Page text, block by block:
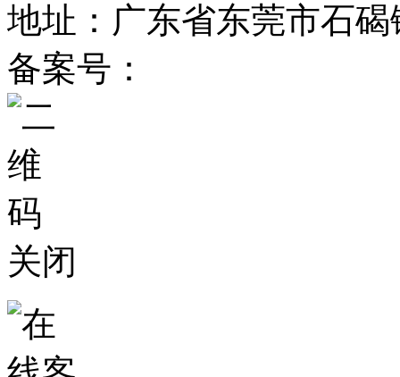
地址：广东省东莞市石
备案号：
关闭